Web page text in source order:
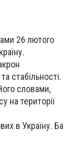
26 лютого
стабільності.
словами,
на території
в Україну. Ба